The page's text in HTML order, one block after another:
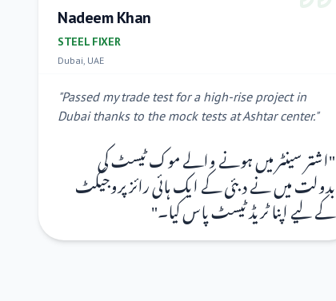
Nadeem Khan
STEEL FIXER
Dubai, UAE
"Passed my trade test for a high-rise project in
Dubai thanks to the mock tests at Ashtar center."
"اشتر سینٹر میں ہونے والے موک ٹیسٹ کی
بدولت میں نے دبئی کے ایک ہائی رائز پروجیکٹ
کے لیے اپنا ٹریڈ ٹیسٹ پاس کیا۔"